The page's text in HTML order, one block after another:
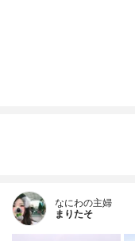
なにわの主婦
まりたそ